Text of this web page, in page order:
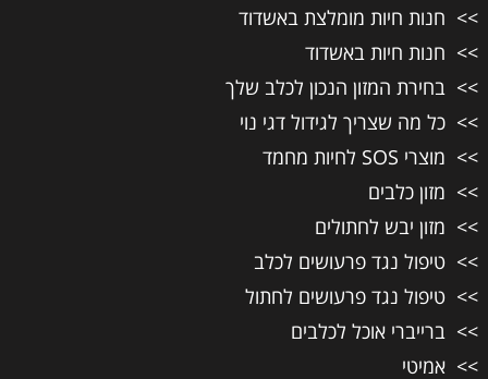
חנות חיות מומלצת באשדוד
חנות חיות באשדוד
בחירת המזון הנכון לכלב שלך
כל מה שצריך לגידול דגי נוי
מוצרי SOS לחיות מחמד
מזון כלבים
מזון יבש לחתולים
טיפול נגד פרעושים לכלב
טיפול נגד פרעושים לחתול
ברייברי אוכל לכלבים
אמיטי